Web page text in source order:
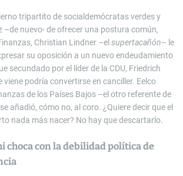
tripartito de socialdemócratas verdes y
–de nuevo- de ofrecer una postura común,
Christian Lindner –el supertacañón– le
su oposición a un nuevo endeudamiento
secundado por el líder de la CDU, Friedrich
viene podría convertirse en canciller. Eelco
de los Países Bajos –el otro referente de
añadió, cómo no, al coro. ¿Quiere decir que el
nada más nacer? No hay que descartarlo.
choca con la debilidad política de